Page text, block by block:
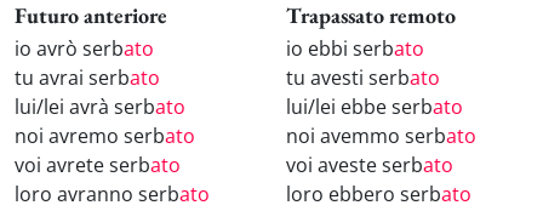
Futuro anteriore
io avrò serbato
tu avrai serbato
lui/lei avrà serbato
noi avremo serbato
voi avrete serbato
loro avranno serbato
Trapassato remoto
io ebbi serbato
tu avesti serbato
lui/lei ebbe serbato
noi avemmo serbato
voi aveste serbato
loro ebbero serbato